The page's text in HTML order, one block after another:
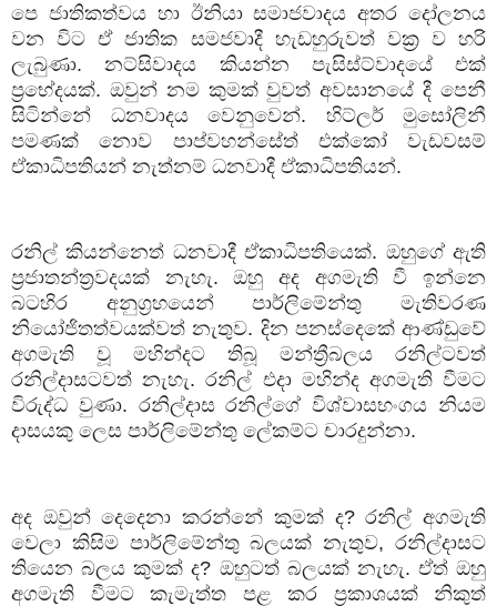
පෙ ජාතිකත්වය හා ඊනියා සමාජවාදය අතර දෝලනය
වන විට ඒ ජාතික සමජවාදී හැඩහුරුවත් වක්‍ර ව හරි
ලැබුණා. නට්සිවාදය කියන්න පැසිස්ට්වාදයේ එක්
ප්‍රභේදයක්. ඔවුන් නම කුමක් වුවත් අවසානයේ දී පෙනී
සිටින්නේ ධනවාදය වෙනුවෙන්. හිට්ලර් මුසෝලිනී
පමණක් නොව පාප්වහන්සේත් එක්කෝ වැඩවසම්
ඒකාධිපතියන් නැත්නම් ධනවාදී ඒකාධිපතියන්.
රනිල් කියන්නෙත් ධනවාදී ඒකාධිපතියෙක්. ඔහුගේ ඇති
ප්‍රජාතන්ත්‍රවදයක් නැහැ. ඔහු අද අගමැති වී ඉන්නෙ
බටහිර අනුග්‍රහයෙන් පාර්ලිමේන්තු මැතිවරණ
නියෝජිතත්වයක්වත් නැතුව. දින පනස්දෙකේ ආණ්ඩුවේ
අගමැති වූ මහින්දට තිබූ මන්ත්‍රීබලය රනිල්ටවත්
රනිල්දාසටවත් නැහැ. රනිල් එදා මහින්ද අගමැති වීමට
විරුද්ධ වුණා. රනිල්දාස රනිල්ගේ විශ්වාසභංගය නියම
දාසයකු ලෙස පාර්ලිමේන්තු ලේකම්ට චාරදුන්නා.
අද ඔවුන් දෙදෙනා කරන්නේ කුමක් ද?රනිල් අගමැති
වෙලා කිසිම පාර්ලිමේන්තු බලයක් නැතුව,රනිල්දාසට
තියෙන බලය කුමක් ද? ඔහුටත් බලයක් නැහැ. ඒත් ඔහු
අගමැති වීමට කැමැත්ත පළ කර ප්‍රකාශයක් නිකුත්